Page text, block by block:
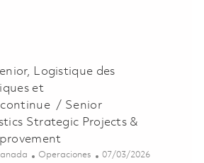
Gestionnaire de Projet Industrialisation /
Logistique des
et
/ Senior
Strategic Projects &
Categoría
Operaciones Posted Date
07/03/2026